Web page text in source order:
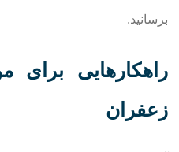
برسانید.
راهکارهایی برای
زعفران